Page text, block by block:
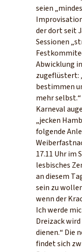
seien
der dort seit
Sessionen
Abwicklung
zugeflüstert:
bestimmen
mehr
Karneval
„jecken
folgende
17.11 Uhr im
lesbisches
an diesem
sein zu
wenn der
Ich werde
Dreizack
dienen.“ Die
findet sich